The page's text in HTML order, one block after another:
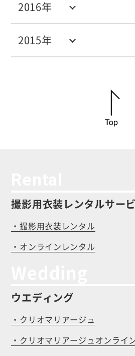
2015年
2016年
撮影用衣装レンタルサー
・撮影用衣装レンタル
・オンラインレンタル
ウエディング
・クリオマリアージュ
・クリオマリアージュオンライ